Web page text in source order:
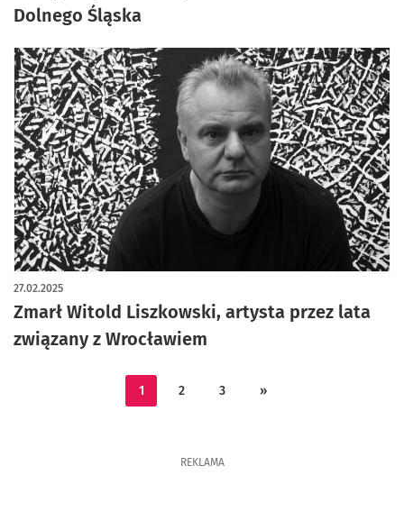
Dolnego Śląska
Zmarł Witold Liszkowski, artysta przez lata
związany z Wrocławiem
27.02.2025
1 2 3 »
REKLAMA